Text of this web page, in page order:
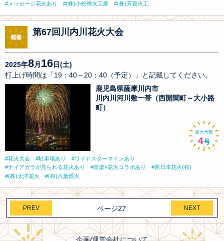
メッセージ花火あり
(株)小松煙火工業 (株)芳賀火工
第67回川内川花火大会
2025年8月 16日(土)
打上げ時間は「19：40～20：40（予定）」と記載してください。
鹿児島県薩摩川内市
川内川河川敷一帯（西開聞町～大小路
町）
最大号数
4号
花火大会 駐車場あり
ワイドスターマインあり
ナイアガラが見られる花火あり
音楽×花火コラボあり
西日本花火(有)
(株)太洋花火
(有)六葉煙火
PREV ページ27 NEXT
企画/運営会社について